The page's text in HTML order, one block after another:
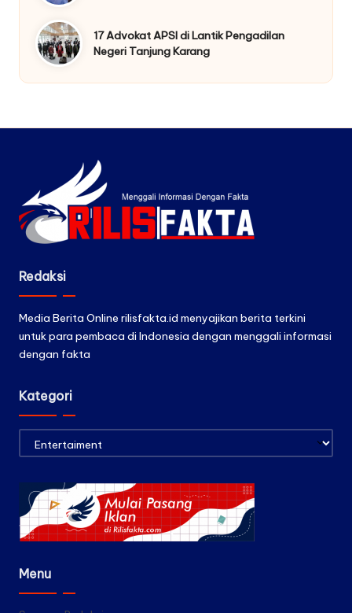
17 Advokat APSI di Lantik Pengadilan
Negeri Tanjung Karang
Redaksi
Media Berita Online rilisfakta.id menyajikan berita terkini
untuk para pembaca di Indonesia dengan menggali informasi
dengan fakta
Kategori
Menu